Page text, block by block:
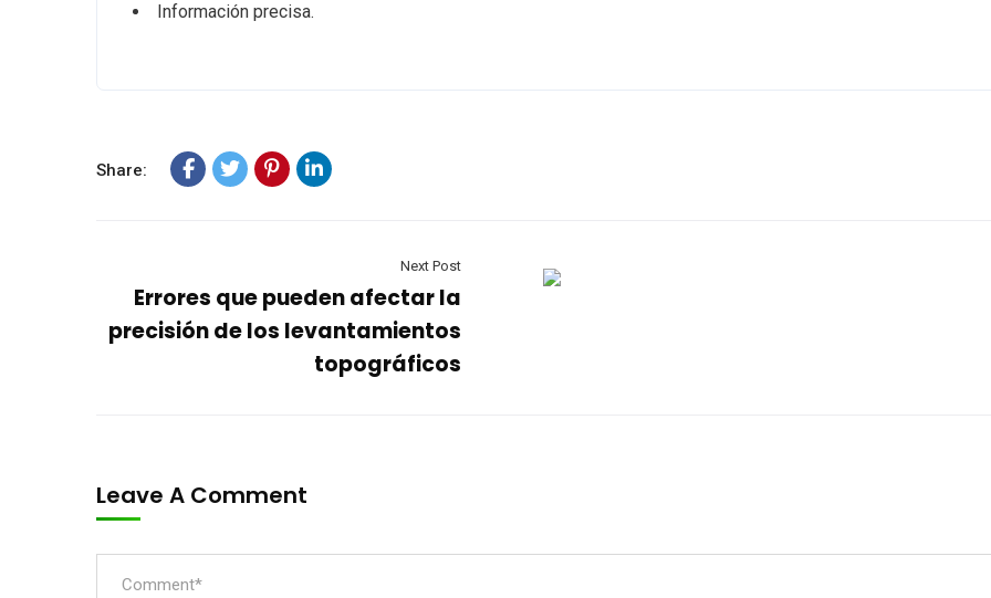
Información precisa.
Share:
Next Post
Errores que pueden afectar la
precisión de los levantamientos
topográficos
Leave A Comment